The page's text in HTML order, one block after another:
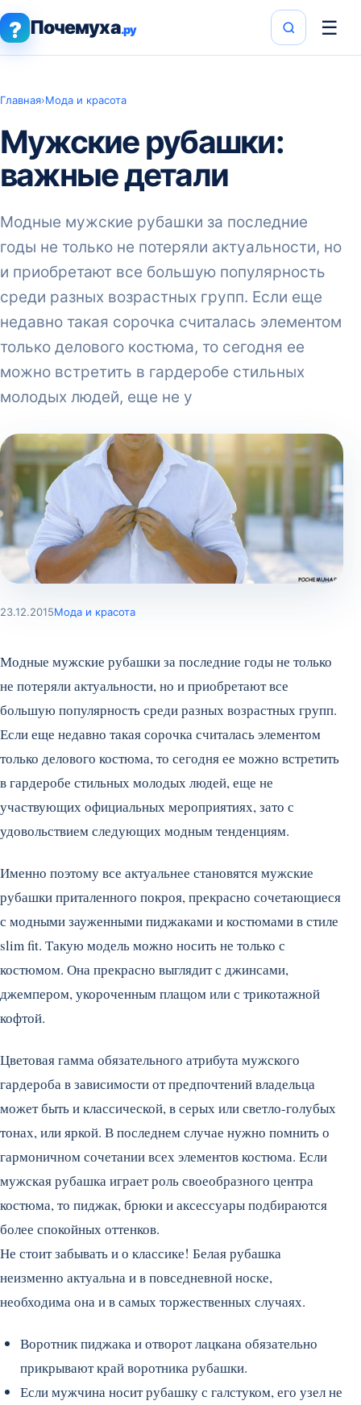
? Почемуха.ру ☰
Главная›Мода и красота
Мужские рубашки:
важные детали
Модные мужские рубашки за последние
годы не только не потеряли актуальности, но
и приобретают все большую популярность
среди разных возрастных групп. Если еще
недавно такая сорочка считалась элементом
только делового костюма, то сегодня ее
можно встретить в гардеробе стильных
молодых людей, еще не у
23.12.2015Мода и красота
Модные мужские рубашки за последние годы не только
не потеряли актуальности, но и приобретают все
большую популярность среди разных возрастных групп.
Если еще недавно такая сорочка считалась элементом
только делового костюма, то сегодня ее можно встретить
в гардеробе стильных молодых людей, еще не
участвующих официальных мероприятиях, зато с
удовольствием следующих модным тенденциям.
Именно поэтому все актуальнее становятся мужские
рубашки приталенного покроя, прекрасно сочетающиеся
с модными зауженными пиджаками и костюмами в стиле
slim fit. Такую модель можно носить не только с
костюмом. Она прекрасно выглядит с джинсами,
джемпером, укороченным плащом или с трикотажной
кофтой.
Цветовая гамма обязательного атрибута мужского
гардероба в зависимости от предпочтений владельца
может быть и классической, в серых или светло-голубых
тонах, или яркой. В последнем случае нужно помнить о
гармоничном сочетании всех элементов костюма. Если
мужская рубашка играет роль своеобразного центра
костюма, то пиджак, брюки и аксессуары подбираются
более спокойных оттенков.
Не стоит забывать и о классике! Белая рубашка
неизменно актуальна и в повседневной носке,
необходима она и в самых торжественных случаях.
Воротник пиджака и отворот лацкана обязательно
прикрывают край воротника рубашки.
Если мужчина носит рубашку с галстуком, его узел не